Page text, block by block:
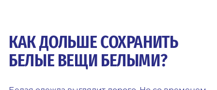
КАК ДОЛЬШЕ СОХРАНИТЬ
БЕЛЫЕ ВЕЩИ БЕЛЫМИ?